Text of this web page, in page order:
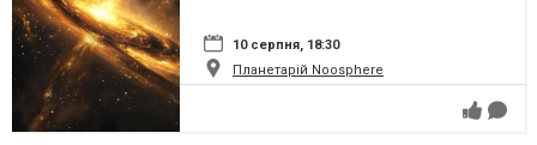
10 серпня, 18:30
Планетарій Noosphere